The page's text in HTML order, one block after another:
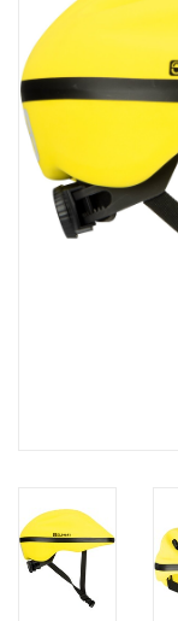
Diensten
Merken